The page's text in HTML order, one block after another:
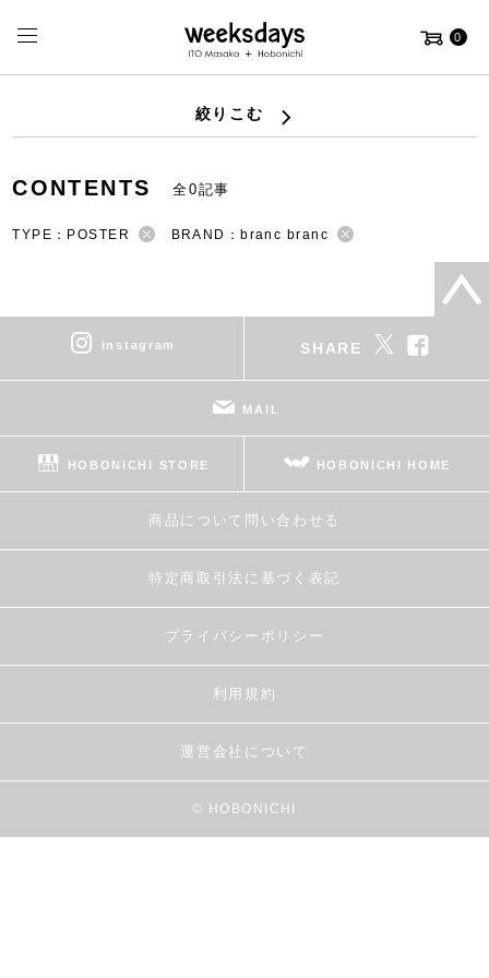
0
絞りこむ
CONTENTS 全0記事
TYPE：POSTER BRAND：branc branc
instagram SHARE
MAIL
HOBONICHI STORE HOBONICHI HOME
商品について問い合わせる
特定商取引法に基づく表記
プライバシーポリシー
利用規約
運営会社について
© HOBONICHI